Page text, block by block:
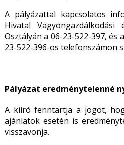
A pályázattal kapcsolatos
Hivatal Vagyongazdálkodási
Osztályán a 06-23-522-397, és
23-522-396-os telefonszámon
Pályázat eredménytelenné
A kiíró fenntartja a jogot,
ajánlatok esetén is
visszavonja.